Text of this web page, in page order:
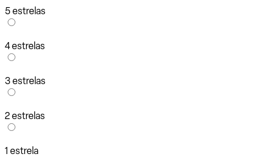
5 estrelas
4 estrelas
3 estrelas
2 estrelas
1 estrela